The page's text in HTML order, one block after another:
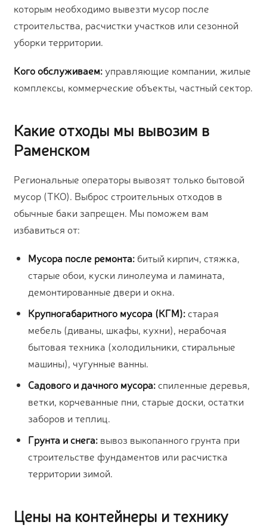
которым необходимо вывезти мусор после
строительства, расчистки участков или сезонной
уборки территории.
Кого обслуживаем:управляющие компании, жилые
комплексы, коммерческие объекты, частный сектор.
Какие отходы мы вывозим в
Раменском
Региональные операторы вывозят только бытовой
мусор (ТКО). Выброс строительных отходов в
обычные баки запрещен. Мы поможем вам
избавиться от:
Мусора после ремонта: битый кирпич, стяжка,
старые обои, куски линолеума и ламината,
демонтированные двери и окна.
Крупногабаритного мусора (КГМ): старая
мебель (диваны, шкафы, кухни), нерабочая
бытовая техника (холодильники, стиральные
машины), чугунные ванны.
Садового и дачного мусора: спиленные деревья,
ветки, корчеванные пни, старые доски, остатки
заборов и теплиц.
Грунта и снега: вывоз выкопанного грунта при
строительстве фундаментов или расчистка
территории зимой.
Цены на контейнеры и технику